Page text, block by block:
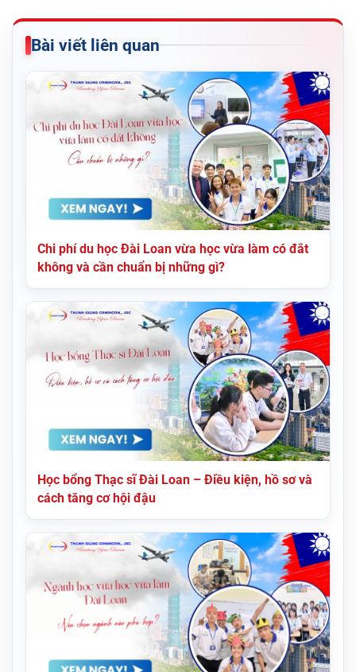
Bài viết liên quan
Chi phí du học Đài Loan vừa học vừa làm có đắt
không và cần chuẩn bị những gì?
Học bổng Thạc sĩ Đài Loan – Điều kiện, hồ sơ và
cách tăng cơ hội đậu